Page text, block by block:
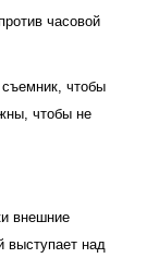
часовой
чтобы
чтобы не
внешние
выступает над